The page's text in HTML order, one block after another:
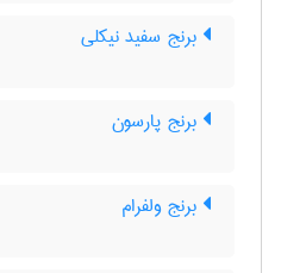
برنج سفید نیکلی
برنج پارسون
برنج ولفرام